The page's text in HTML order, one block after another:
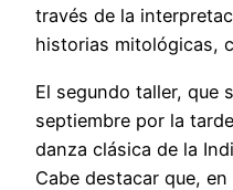
través de la
historias mitológicas,
El segundo taller, que
septiembre por la
danza clásica de la
Cabe destacar que,